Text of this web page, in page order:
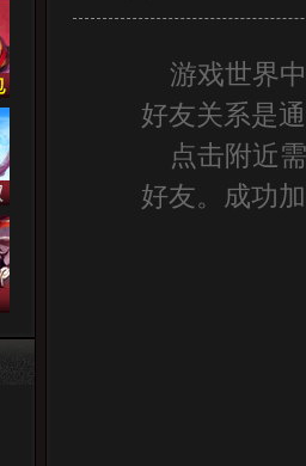
游戏世界中
好友关系是
点击附近需
好友。成功